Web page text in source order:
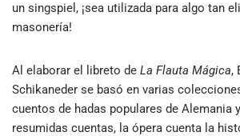
un singspiel, ¡sea utilizada para algo tan
masonería!
Al elaborar el libreto de La Flauta Mágica,
Schikaneder se basó en varias
cuentos de hadas populares de Alemania
resumidas cuentas, la ópera cuenta la